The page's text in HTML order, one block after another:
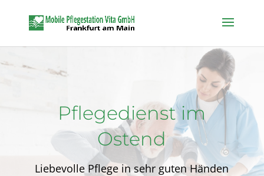
Pflegedienst im
Ostend
Liebevolle Pflege in sehr guten Händen